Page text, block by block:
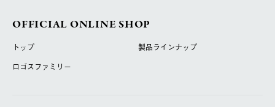
OFFICIAL ONLINE SHOP
トップ
製品ラインナップ
ロゴスファミリー